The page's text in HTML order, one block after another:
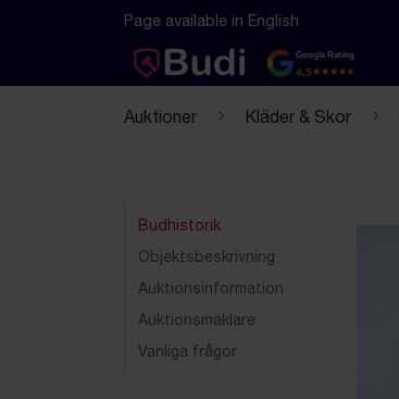
Hoppa till innehåll
Textbaserad (markdown) version av denna sida
Page available in English
Google Rating
4.5
Auktioner Kläder & Skor
Budhistorik
Objektsbeskrivning
Auktionsinformation
Auktionsmäklare
Vanliga frågor